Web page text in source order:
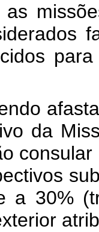
as
da
a 30%